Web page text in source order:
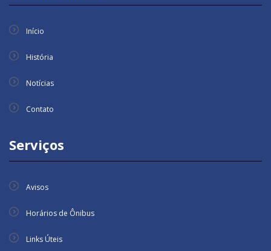
Início
História
Notícias
Contato
Serviços
Avisos
Horários de Ônibus
Links Úteis